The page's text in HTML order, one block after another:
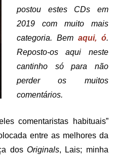
postou estes CDs em
2019 com muito mais
categoria. Bem aqui, ó.
Reposto-os aqui neste
cantinho só para não
perder os muitos
comentários.
comentaristas habituais”
entre as melhores da
dos Originals, Lais; minha